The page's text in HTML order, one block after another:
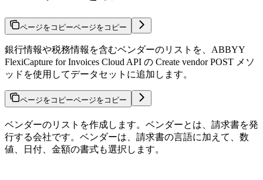
ページをコピーページをコピー
銀行情報や税務情報を含むベンダーのリストを、ABBYY
FlexiCapture for Invoices Cloud API の Create vendor POST メソ
ッドを使用してデータセットに追加します。
ページをコピーページをコピー
ベンダーのリストを作成します。ベンダーとは、請求書を発
行する会社です。ベンダーは、請求書の言語に加えて、数
値、日付、金額の書式も選択します。